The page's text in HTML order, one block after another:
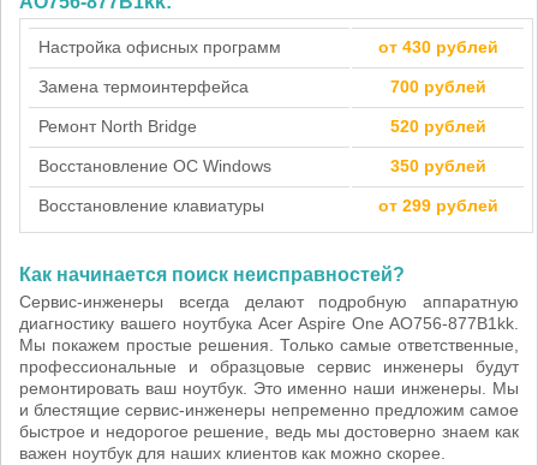
Настройка офисных программ от 430 рублей
Замена термоинтерфейса 700 рублей
Ремонт North Bridge 520 рублей
Восстановление ОС Windows 350 рублей
Восстановление клавиатуры от 299 рублей
Как начинается поиск неисправностей?
Сервис-инженеры всегда делают подробную аппаратную
диагностику вашего ноутбука Acer Aspire One AO756-877B1kk.
Мы покажем простые решения. Только самые ответственные,
профессиональные и образцовые сервис инженеры будут
ремонтировать ваш ноутбук. Это именно наши инженеры. Мы
и блестящие сервис-инженеры непременно предложим самое
быстрое и недорогое решение, ведь мы достоверно знаем как
важен ноутбук для наших клиентов как можно скорее.